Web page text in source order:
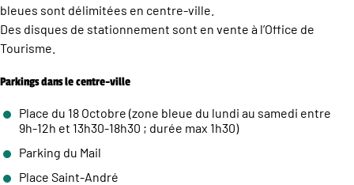
bleues sont délimitées en centre-ville.
Des disques de stationnement sont en vente à l’Office de
Tourisme.
Parkings dans le centre-ville
Place du 18 Octobre (zone bleue du lundi au samedi entre
9h-12h et 13h30-18h30 ; durée max 1h30)
Parking du Mail
Place Saint-André